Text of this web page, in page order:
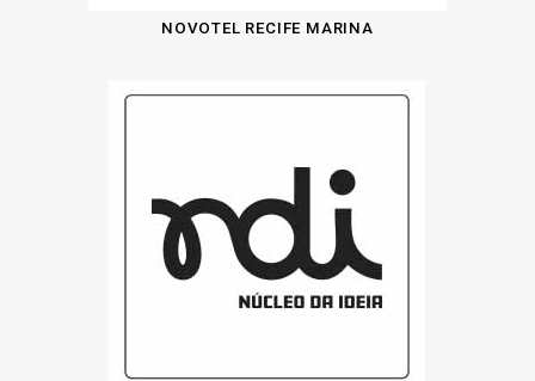
NOVOTEL RECIFE MARINA